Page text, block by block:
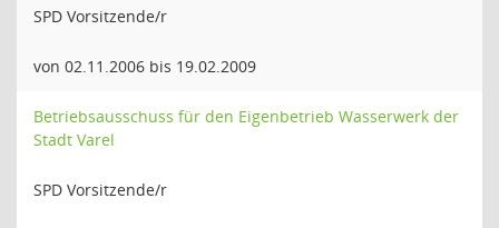
SPD Vorsitzende/r
von 02.11.2006 bis 19.02.2009
Betriebsausschuss für den Eigenbetrieb Wasserwerk der
Stadt Varel
SPD Vorsitzende/r